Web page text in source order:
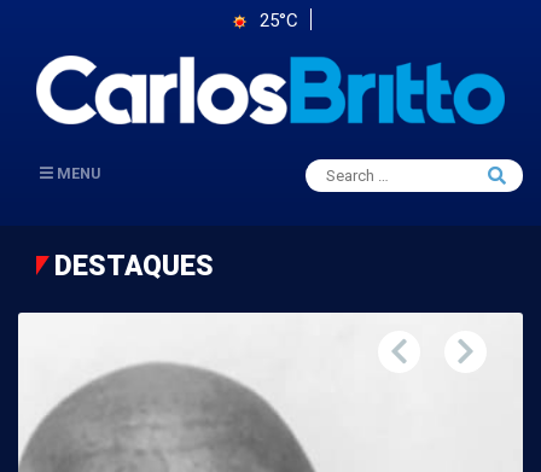
25°C
MENU
Search
for:
Search
DESTAQUES